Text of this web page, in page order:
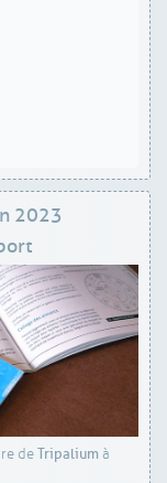
2023
deTripaliumà